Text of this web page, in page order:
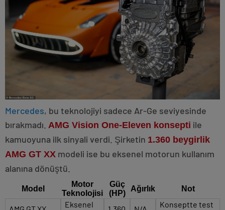
Mercedes, bu teknolojiyi sadece Ar-Ge seviyesinde
bırakmadı. AMG Vision One-Eleven konsepti ile
kamuoyuna ilk sinyali verdi. Şirketin 1.360 beygirlik
AMG GT XX modeli ise bu eksenel motorun kullanım
alanına dönüştü.
Model
Motor
Teknolojisi
Güç
(HP)
Ağırlık Not
Eksenel
Konseptte test